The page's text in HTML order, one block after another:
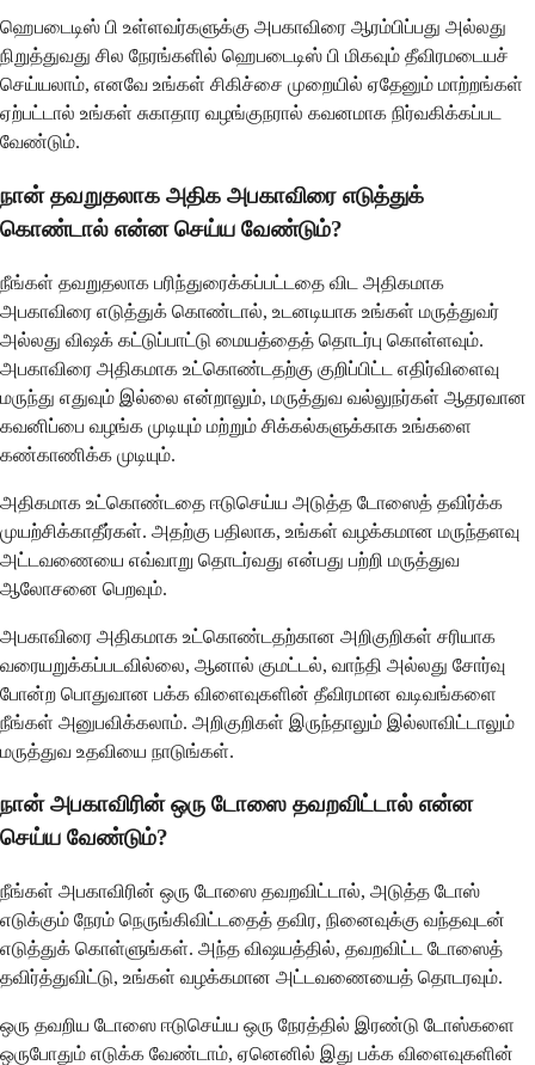
ஹெபடைடிஸ் பி உள்ளவர்களுக்கு அபகாவிரை ஆரம்பிப்பது அல்லது
நிறுத்துவது சில நேரங்களில் ஹெபடைடிஸ் பி மிகவும் தீவிரமடையச்
செய்யலாம், எனவே உங்கள் சிகிச்சை முறையில் ஏதேனும் மாற்றங்கள்
ஏற்பட்டால் உங்கள் சுகாதார வழங்குநரால் கவனமாக நிர்வகிக்கப்பட
வேண்டும்.
நான் தவறுதலாக அதிக அபகாவிரை எடுத்துக்
கொண்டால் என்ன செய்ய வேண்டும்?
நீங்கள் தவறுதலாக பரிந்துரைக்கப்பட்டதை விட அதிகமாக
அபகாவிரை எடுத்துக் கொண்டால், உடனடியாக உங்கள் மருத்துவர்
அல்லது விஷக் கட்டுப்பாட்டு மையத்தைத் தொடர்பு கொள்ளவும்.
அபகாவிரை அதிகமாக உட்கொண்டதற்கு குறிப்பிட்ட எதிர்விளைவு
மருந்து எதுவும் இல்லை என்றாலும், மருத்துவ வல்லுநர்கள் ஆதரவான
கவனிப்பை வழங்க முடியும் மற்றும் சிக்கல்களுக்காக உங்களை
கண்காணிக்க முடியும்.
அதிகமாக உட்கொண்டதை ஈடுசெய்ய அடுத்த டோஸைத் தவிர்க்க
முயற்சிக்காதீர்கள். அதற்கு பதிலாக, உங்கள் வழக்கமான மருந்தளவு
அட்டவணையை எவ்வாறு தொடர்வது என்பது பற்றி மருத்துவ
ஆலோசனை பெறவும்.
அபகாவிரை அதிகமாக உட்கொண்டதற்கான அறிகுறிகள் சரியாக
வரையறுக்கப்படவில்லை, ஆனால் குமட்டல், வாந்தி அல்லது சோர்வு
போன்ற பொதுவான பக்க விளைவுகளின் தீவிரமான வடிவங்களை
நீங்கள் அனுபவிக்கலாம். அறிகுறிகள் இருந்தாலும் இல்லாவிட்டாலும்
மருத்துவ உதவியை நாடுங்கள்.
நான் அபகாவிரின் ஒரு டோஸை தவறவிட்டால் என்ன
செய்ய வேண்டும்?
நீங்கள் அபகாவிரின் ஒரு டோஸை தவறவிட்டால், அடுத்த டோஸ்
எடுக்கும் நேரம் நெருங்கிவிட்டதைத் தவிர, நினைவுக்கு வந்தவுடன்
எடுத்துக் கொள்ளுங்கள். அந்த விஷயத்தில், தவறவிட்ட டோஸைத்
தவிர்த்துவிட்டு, உங்கள் வழக்கமான அட்டவணையைத் தொடரவும்.
ஒரு தவறிய டோஸை ஈடுசெய்ய ஒரு நேரத்தில் இரண்டு டோஸ்களை
ஒருபோதும் எடுக்க வேண்டாம், ஏனெனில் இது பக்க விளைவுகளின்